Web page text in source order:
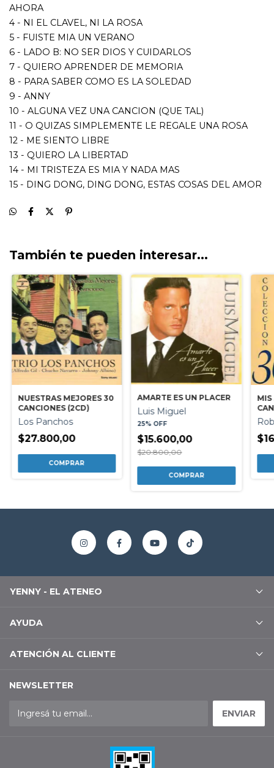
15 - DING DONG, DING DONG, ESTAS COSAS DEL AMOR
También te pueden interesar...
NUESTRAS MEJORES 30
CANCIONES (2CD)
Los Panchos
$27.800,00
AMARTE ES UN PLACER
Luis Miguel
25% OFF
$15.600,00
$20.800,00
MIS
YENNY - EL ATENEO
AYUDA
ATENCIÓN AL CLIENTE
NEWSLETTER